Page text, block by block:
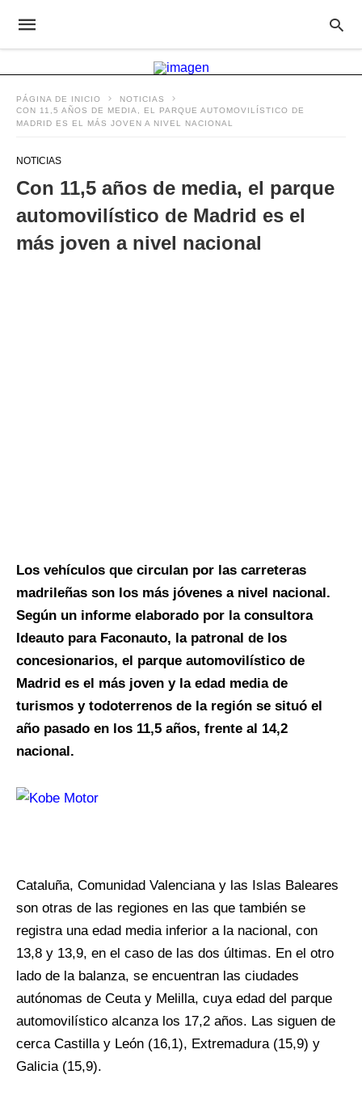
PÁGINA DE INICIO
NOTICIAS
CON 11,5 AÑOS DE MEDIA, EL PARQUE AUTOMOVILÍSTICO DE
MADRID ES EL MÁS JOVEN A NIVEL NACIONAL
NOTICIAS
Con 11,5 años de media, el parque
automovilístico de Madrid es el
más joven a nivel nacional
Los vehículos que circulan por las carreteras
madrileñas son los más jóvenes a nivel nacional.
Según un informe elaborado por la consultora
Ideauto para Faconauto, la patronal de los
concesionarios, el parque automovilístico de
Madrid es el más joven y la edad media de
turismos y todoterrenos de la región se situó el
año pasado en los 11,5 años, frente al 14,2
nacional.
Cataluña, Comunidad Valenciana y las Islas Baleares
son otras de las regiones en las que también se
registra una edad media inferior a la nacional, con
13,8 y 13,9, en el caso de las dos últimas. En el otro
lado de la balanza, se encuentran las ciudades
autónomas de Ceuta y Melilla, cuya edad del parque
automovilístico alcanza los 17,2 años. Las siguen de
cerca Castilla y León (16,1), Extremadura (15,9) y
Galicia (15,9).